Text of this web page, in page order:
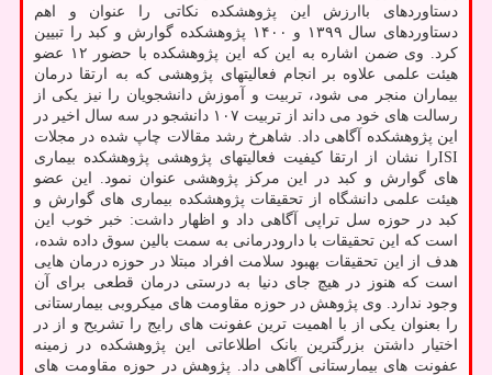
دستاوردهای باارزش این پژوهشکده نکاتی را عنوان و اهم
دستاوردهای سال ۱۳۹۹ و ۱۴۰۰ پژوهشکده گوارش و کبد را تبیین
کرد. وی ضمن اشاره به این که این پژوهشکده با حضور ۱۲ عضو
هیئت علمی علاوه بر انجام فعالیتهای پژوهشی که به ارتقا درمان
بیماران منجر می شود، تربیت و آموزش دانشجویان را نیز یکی از
رسالت های خود می داند از تربیت ۱۰۷ دانشجو در سه سال اخیر در
این پژوهشکده آگاهی داد. شاهرخ رشد مقالات چاپ شده در مجلات
ISIرا نشان از ارتقا کیفیت فعالیتهای پژوهشی پژوهشکده بیماری
های گوارش و کبد در این مرکز پژوهشی عنوان نمود. این عضو
هیئت علمی دانشگاه از تحقیقات پژوهشکده بیماری های گوارش و
کبد در حوزه سل تراپی آگاهی داد و اظهار داشت: خبر خوب این
است که این تحقیقات با دارودرمانی به سمت بالین سوق داده شده،
هدف از این تحقیقات بهبود سلامت افراد مبتلا در حوزه درمان هایی
است که هنوز در هیچ جای دنیا به درستی درمان قطعی برای آن
وجود ندارد. وی پژوهش در حوزه مقاومت های میکروبی بیمارستانی
را بعنوان یکی از با اهمیت ترین عفونت های رایج را تشریح و از در
اختیار داشتن بزرگترین بانک اطلاعاتی این پژوهشکده در زمینه
عفونت های بیمارستانی آگاهی داد. پژوهش در حوزه مقاومت های